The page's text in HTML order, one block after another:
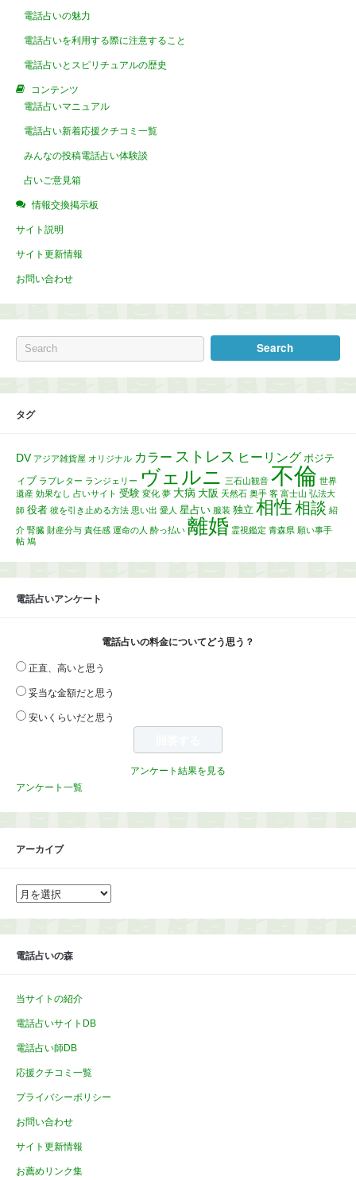
電話占いの魅力
電話占いを利用する際に注意すること
電話占いとスピリチュアルの歴史
コンテンツ
電話占いマニュアル
電話占い新着応援クチコミ一覧
みんなの投稿電話占い体験談
占いご意見箱
情報交換掲示板
サイト説明
サイト更新情報
お問い合わせ
タグ
DV アジア雑貨屋 オリジナル カラー ストレス ヒーリング ポジテ
ィブ ラブレター ランジェリー ヴェルニ 三石山観音 不倫 世界
遺産 効果なし 占いサイト 受験 変化 夢 大病 大阪 天然石 奥手 客 富士山 弘法大
師 役者 彼を引き止める方法 思い出 愛人 星占い 服装 独立 相性相談 紹
介 腎臓 財産分与 責任感 運命の人 酔っ払い 離婚 霊視鑑定 青森県 願い事手
帖 鳩
電話占いアンケート
電話占いの料金についてどう思う？
正直、高いと思う
妥当な金額だと思う
安いくらいだと思う
アンケート結果を見る
アンケート一覧
アーカイブ
ア
ー
イ
電話占いの森
当サイトの紹介
電話占いサイトDB
電話占い師DB
応援クチコミ一覧
プライバシーポリシー
お問い合わせ
サイト更新情報
お薦めリンク集